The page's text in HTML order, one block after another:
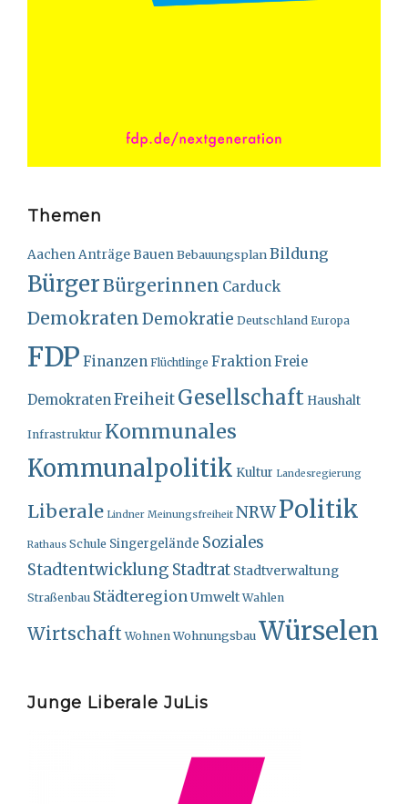
Themen
AachenAnträgeBauenBebauungsplanBildung
BürgerBürgerinnen Carduck
DemokratenDemokratie Deutschland Europa
FDP Finanzen Flüchtlinge FraktionFreie
DemokratenFreiheitGesellschaft Haushalt
Infrastruktur Kommunales
Kommunalpolitik Kultur Landesregierung
Liberale Lindner Meinungsfreiheit NRWPolitik
Rathaus Schule Singergelände Soziales
Stadtentwicklung Stadtrat Stadtverwaltung
Straßenbau StädteregionUmwelt Wahlen
Wirtschaft Wohnen WohnungsbauWürselen
Junge Liberale JuLis